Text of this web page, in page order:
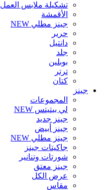
تشكيلة ملابس العمل
الأقمشة
جينز مطلي NEW
حرير
دانتيل
جلد
بوبلين
ترتر
كتان
جينز
المجموعات
لي بيتيتس NEW
جينز جديد
جينز أبيض
جينز مطلي NEW
جاكيتات جينز
شورتات وتنانير
جينز معتق
عرض الكل
مقاس